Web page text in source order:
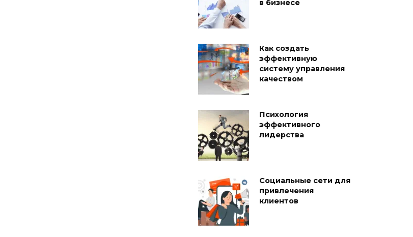
в бизнесе
Как создать
эффективную
систему управления
качеством
Психология
эффективного
лидерства
Социальные сети для
привлечения
клиентов